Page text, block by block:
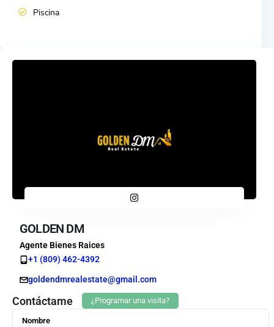
Piscina
GOLDEN DM
Agente Bienes Raices
+1 (809) 462-4392
goldendmrealestate@gmail.com
Contáctame ¿Programar una visita?